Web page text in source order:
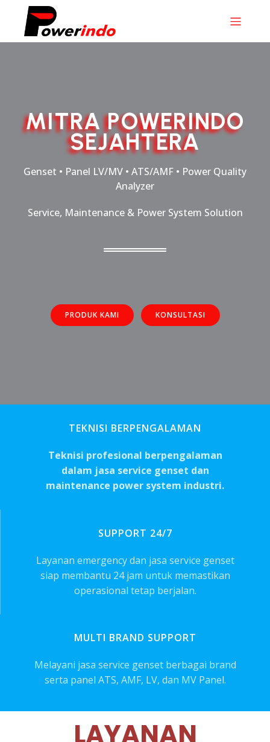
MITRA POWERINDO
SEJAHTERA
Genset • Panel LV/MV • ATS/AMF • Power Quality
Analyzer
Service, Maintenance & Power System Solution
PRODUK KAMI KONSULTASI
TEKNISI BERPENGALAMAN
Teknisi profesional berpengalaman
dalam jasa service genset dan
maintenance power system industri.
SUPPORT 24/7
Layanan emergency dan jasa service genset
siap membantu 24 jam untuk memastikan
operasional tetap berjalan.
MULTI BRAND SUPPORT
Melayani jasa service genset berbagai brand
serta panel ATS, AMF, LV, dan MV Panel.
LAYANAN